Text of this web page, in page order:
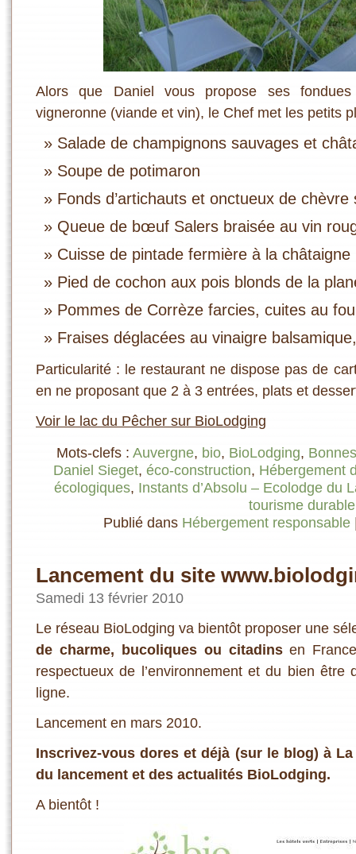
Alors que Daniel vous propose ses
vigneronne (viande et vin), le Chef met les petits
Salade de champignons sauvages et
Soupe de potimaron
Fonds d’artichauts et onctueux de chèvre
Queue de bœuf Salers braisée au vin
Cuisse de pintade fermière à la châtaigne
Pied de cochon aux pois blonds de la
Pommes de Corrèze farcies, cuites au
Fraises déglacées au vinaigre
Particularité : le restaurant ne dispose pas de
en ne proposant que 2 à 3 entrées, plats et
Voir le lac du Pêcher sur BioLodging
Mots-clefs : Auvergne, bio, BioLodging,
Daniel Sieget, éco-construction, Hébergement
écologiques, Instants d’Absolu – Ecolodge du
tourisme durable
Publié dans Hébergement responsable
Lancement du site
Samedi 13 février 2010
Le réseau BioLodging va bientôt proposer une
de charme, bucoliques ou citadinsen
respectueux de l’environnement et du bien
ligne.
Lancement en mars 2010.
Inscrivez-vous dores et déjà (sur le blog)à
du lancement et des actualités BioLodging.
A bientôt !